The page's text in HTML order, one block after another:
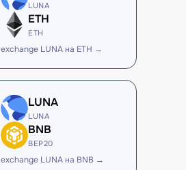
LUNA
ETH
ETH
exchange LUNA на ETH →
LUNA
LUNA
BNB
BEP20
exchange LUNA на BNB →